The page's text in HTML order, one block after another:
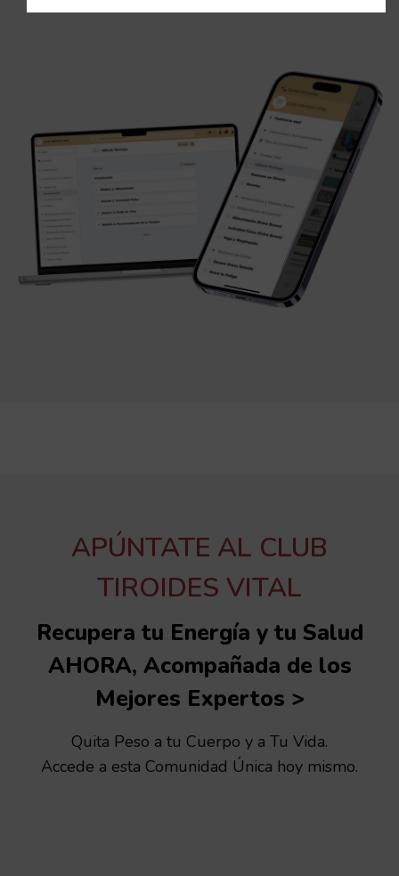
APÚNTATE AL CLUB
TIROIDES VITAL
Recupera tu Energía y tu Salud
AHORA, Acompañada de los
Mejores Expertos >
Quita Peso a tu Cuerpo y a Tu Vida.
Accede a esta Comunidad Única hoy mismo.